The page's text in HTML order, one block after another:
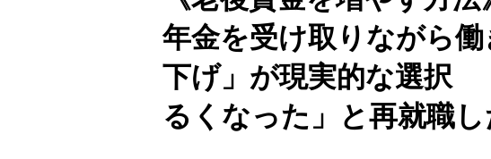
年金を受け取りながら
下げ」が現実的な選択
るくなった」と再就職